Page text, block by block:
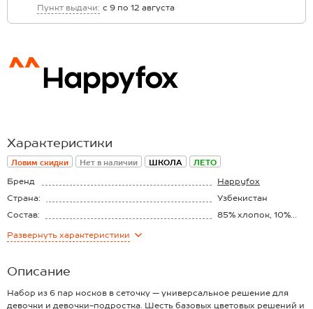
Пункт выдачи: с 9 по 12 августа
Характеристики
Ловим скидки Нет в наличии ШКОЛА ЛЕТО
Бренд
Happyfox
Страна:
Узбекистан
Состав:
85% хлопок, 10%
Развернуть характеристики
Описание
Набор из 6 пар носков в сеточку — универсальное решение для
девочки и девочки-подростка. Шесть базовых цветовых решений и